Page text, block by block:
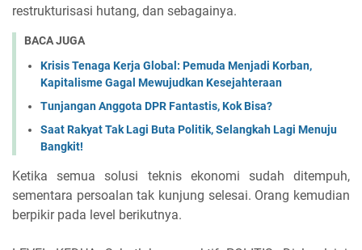
restrukturisasi hutang, dan sebagainya.
BACA JUGA
Krisis Tenaga Kerja Global: Pemuda Menjadi Korban,
Kapitalisme Gagal Mewujudkan Kesejahteraan
Tunjangan Anggota DPR Fantastis, Kok Bisa?
Saat Rakyat Tak Lagi Buta Politik, Selangkah Lagi Menuju
Bangkit!
Ketika semua solusi teknis ekonomi sudah ditempuh,
sementara persoalan tak kunjung selesai. Orang kemudian
berpikir pada level berikutnya.